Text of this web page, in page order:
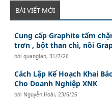
BÀI VIẾT MỚI
Cung cấp Graphite tấm
trơn , bột than chì, nồi
bởiquanglan,31/7/26
Cách Lập Kế Hoạch Khai
Cho Doanh Nghiệp XNK
bởi Nguyễn Hoài, 23/6/26